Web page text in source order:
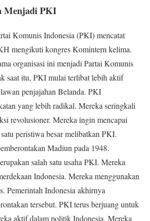
Menjadi PKI
Komunis Indonesia (PKI) mencatat
mengikuti kongres Komintern kelima.
organisasi ini menjadi Partai Komunis
saat itu, PKI mulai terlibat lebih aktif
penjajahan Belanda. PKI
yang lebih radikal. Mereka seringkali
revolusioner. Mereka ingin mencapai
peristiwa besar melibatkan PKI.
Madiun pada 1948.
salah satu usaha PKI. Mereka
Indonesia. Mereka menggunakan
Pemerintah Indonesia akhirnya
tersebut. PKI terus berjuang untuk
aktif dalam politik Indonesia. Mereka